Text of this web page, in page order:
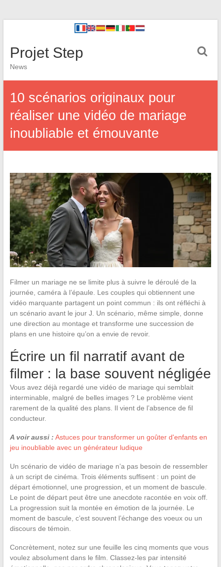
Projet Step
News
10 scénarios originaux pour
réaliser une vidéo de mariage
inoubliable et émouvante
Filmer un mariage ne se limite plus à suivre le déroulé de la
journée, caméra à l’épaule. Les couples qui obtiennent une
vidéo marquante partagent un point commun : ils ont réfléchi à
un scénario avant le jour J. Un scénario, même simple, donne
une direction au montage et transforme une succession de
plans en une histoire qu’on a envie de revoir.
Écrire un fil narratif avant de
filmer : la base souvent négligée
Vous avez déjà regardé une vidéo de mariage qui semblait
interminable, malgré de belles images ? Le problème vient
rarement de la qualité des plans. Il vient de l’absence de fil
conducteur.
A voir aussi : Astuces pour transformer un goûter d'enfants en
jeu inoubliable avec un générateur ludique
Un scénario de vidéo de mariage n’a pas besoin de ressembler
à un script de cinéma. Trois éléments suffisent : un point de
départ émotionnel, une progression, et un moment de bascule.
Le point de départ peut être une anecdote racontée en voix off.
La progression suit la montée en émotion de la journée. Le
moment de bascule, c’est souvent l’échange des voeux ou un
discours de témoin.
Concrètement, notez sur une feuille les cinq moments que vous
voulez absolument dans le film. Classez-les par intensité